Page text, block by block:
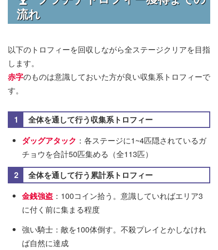
流れ
以下のトロフィーを回収しながら全ステージクリアを目指
します。
赤字のものは意識しておいた方が良い収集系トロフィーで
す。
全体を通して行う収集系トロフィー
ダッグアタック ：各ステージに1~4匹隠されているガ
チョウを合計50匹集める（全113匹）
全体を通して行う累計系トロフィー
金銭強盗 ：100コイン拾う。意識していればエリア3
に付く前に集まる程度
強い騎士：敵を100体倒す。不殺プレイとかしなけれ
ば自然に達成